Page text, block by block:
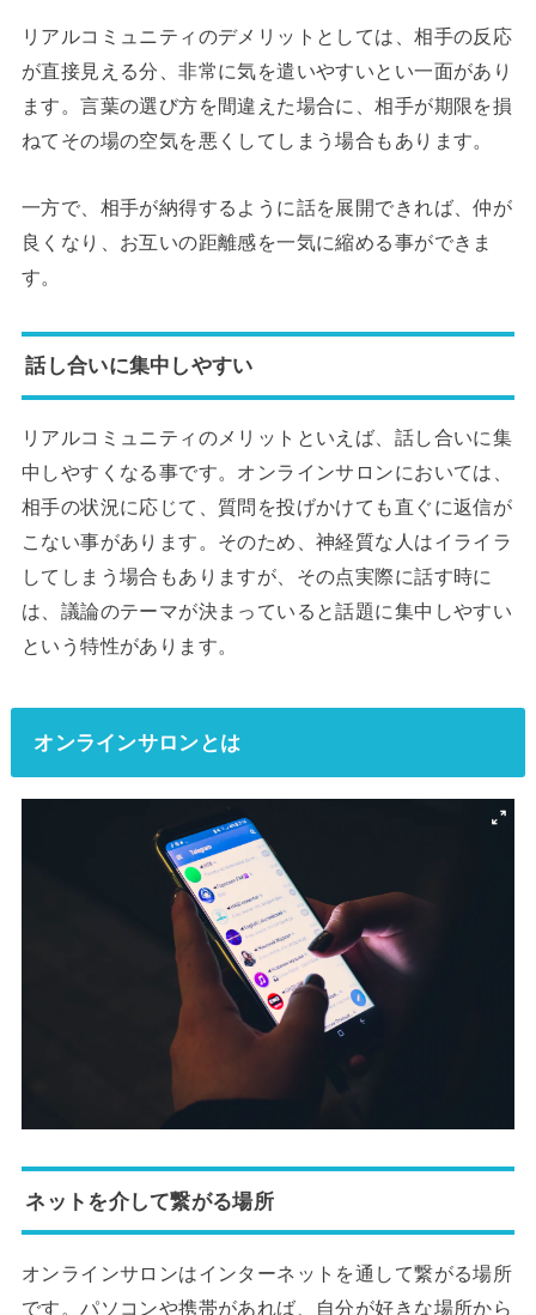
リアルコミュニティのデメリットとしては、相手の反応
が直接見える分、非常に気を遣いやすいとい一面があり
ます。言葉の選び方を間違えた場合に、相手が期限を損
ねてその場の空気を悪くしてしまう場合もあります。
一方で、相手が納得するように話を展開できれば、仲が
良くなり、お互いの距離感を一気に縮める事ができま
す。
話し合いに集中しやすい
リアルコミュニティのメリットといえば、話し合いに集
中しやすくなる事です。オンラインサロンにおいては、
相手の状況に応じて、質問を投げかけても直ぐに返信が
こない事があります。そのため、神経質な人はイライラ
してしまう場合もありますが、その点実際に話す時に
は、議論のテーマが決まっていると話題に集中しやすい
という特性があります。
オンラインサロンとは
ネットを介して繋がる場所
オンラインサロンはインターネットを通して繋がる場所
です。パソコンや携帯があれば、自分が好きな場所から